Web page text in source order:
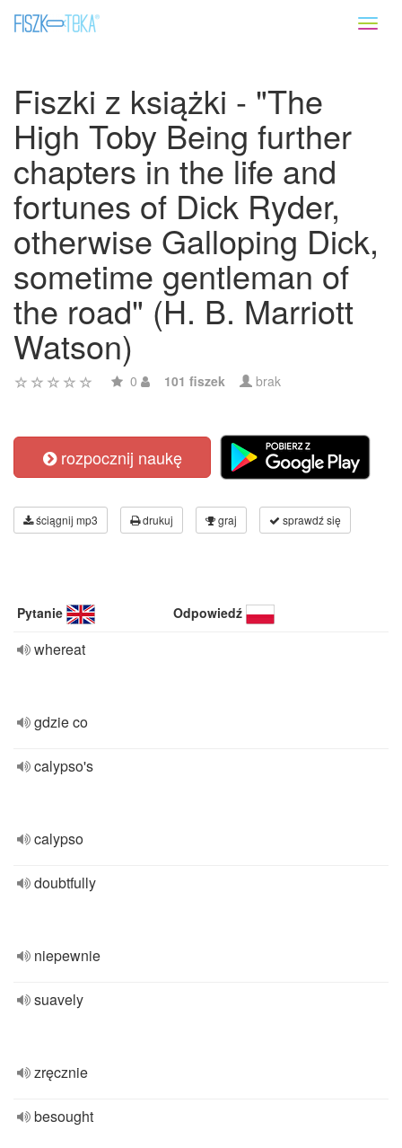
Fiszki z książki - "The
High Toby Being further
chapters in the life and
fortunes of Dick Ryder,
otherwise Galloping Dick,
sometime gentleman of
the road" (H. B. Marriott
Watson)
0 101 fiszek brak
rozpocznij naukę
ściągnij mp3 drukuj graj sprawdź się
Pytanie Odpowiedź
whereat
gdzie co
calypso's
calypso
doubtfully
niepewnie
suavely
zręcznie
besought